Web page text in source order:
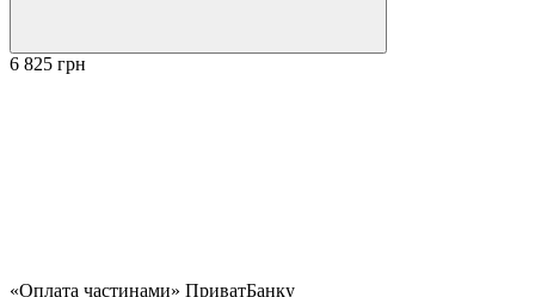
6 825 грн
«Оплата частинами» ПриватБанку